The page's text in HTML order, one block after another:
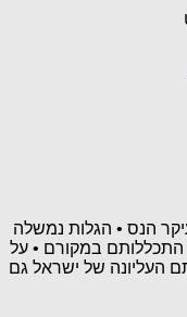
הנס • הגלות נמשלה
במקורם • על
העליונה של ישראל גם